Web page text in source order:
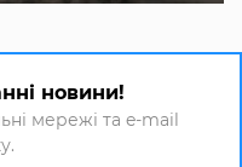
новини!
мережі та e-mail